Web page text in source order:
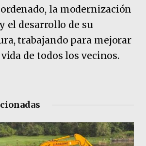
la modernización
el desarrollo de su
trabajando para mejorar
de todos los vecinos.